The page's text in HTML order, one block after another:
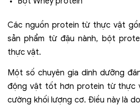
Các nguồn protein từ thực vật
sản phẩm từ đậu nành, bột
thực vật.
Một số chuyên gia dinh dưỡng
động vật tốt hơn protein từ thực
cường khối lượng cơ. Điều này là